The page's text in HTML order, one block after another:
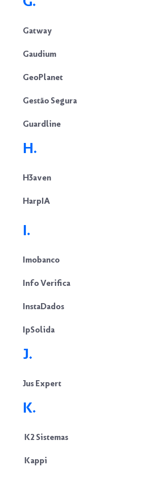
Gatway
Gaudium
GeoPlanet
Gestão Segura
Guardline
H.
H3aven
HarpIA
I.
Imobanco
Info Verifica
InstaDados
IpSolida
J.
Jus Expert
K.
K2 Sistemas
Kappi